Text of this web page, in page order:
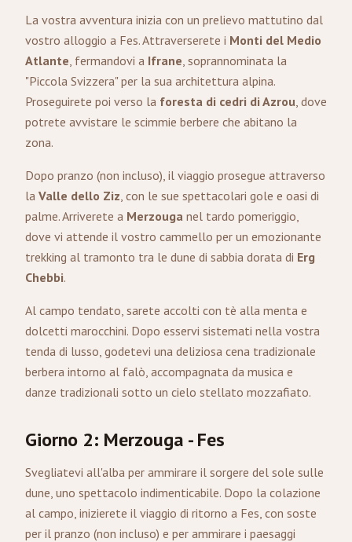
La vostra avventura inizia con un prelievo mattutino dal
vostro alloggio a Fes. Attraverserete i Monti del Medio
Atlante, fermandovi a Ifrane, soprannominata la
"Piccola Svizzera" per la sua architettura alpina.
Proseguirete poi verso la foresta di cedri di Azrou, dove
potrete avvistare le scimmie berbere che abitano la
zona.
Dopo pranzo (non incluso), il viaggio prosegue attraverso
la Valle dello Ziz, con le sue spettacolari gole e oasi di
palme. Arriverete a Merzouga nel tardo pomeriggio,
dove vi attende il vostro cammello per un emozionante
trekking al tramonto tra le dune di sabbia dorata di Erg
Chebbi.
Al campo tendato, sarete accolti con tè alla menta e
dolcetti marocchini. Dopo esservi sistemati nella vostra
tenda di lusso, godetevi una deliziosa cena tradizionale
berbera intorno al falò, accompagnata da musica e
danze tradizionali sotto un cielo stellato mozzafiato.
Giorno 2: Merzouga - Fes
Svegliatevi all'alba per ammirare il sorgere del sole sulle
dune, uno spettacolo indimenticabile. Dopo la colazione
al campo, inizierete il viaggio di ritorno a Fes, con soste
per il pranzo (non incluso) e per ammirare i paesaggi